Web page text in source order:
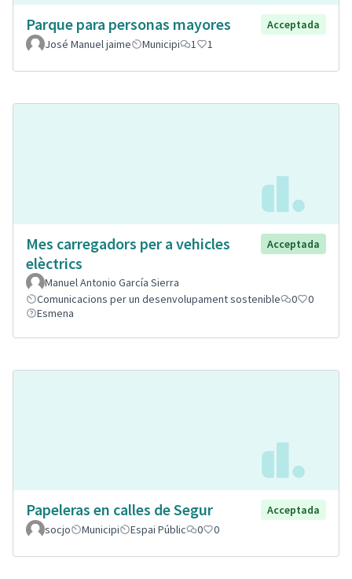
Parque para personas mayores
Acceptada
José Manuel jaime
Municipi 1 1
Mes carregadors per a vehicles
elèctrics
Acceptada
Manuel Antonio García Sierra
Comunicacions per un desenvolupament sostenible
0
0
Esmena
Papeleras en calles de Segur
Acceptada
socjo
Municipi Espai Públic 0 0